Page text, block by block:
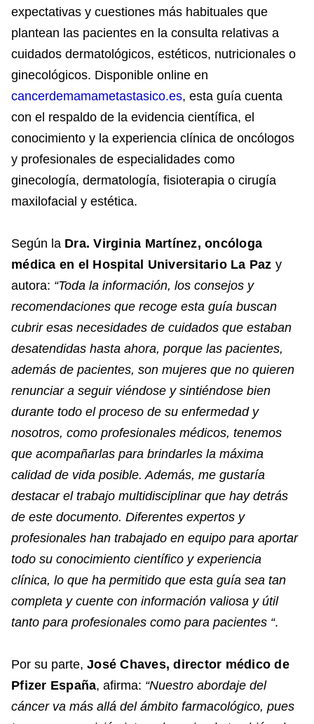
expectativas y cuestiones más habituales que
plantean las pacientes en la consulta relativas a
cuidados dermatológicos, estéticos, nutricionales o
ginecológicos. Disponible online en
cancerdemamametastasico.es, esta guía cuenta
con el respaldo de la evidencia científica, el
conocimiento y la experiencia clínica de oncólogos
y profesionales de especialidades como
ginecología, dermatología, fisioterapia o cirugía
maxilofacial y estética.
Según la Dra. Virginia Martínez, oncóloga
médica en el Hospital Universitario La Paz y
autora: “Toda la información, los consejos y
recomendaciones que recoge esta guía buscan
cubrir esas necesidades de cuidados que estaban
desatendidas hasta ahora, porque las pacientes,
además de pacientes, son mujeres que no quieren
renunciar a seguir viéndose y sintiéndose bien
durante todo el proceso de su enfermedad y
nosotros, como profesionales médicos, tenemos
que acompañarlas para brindarles la máxima
calidad de vida posible. Además, me gustaría
destacar el trabajo multidisciplinar que hay detrás
de este documento. Diferentes expertos y
profesionales han trabajado en equipo para aportar
todo su conocimiento científico y experiencia
clínica, lo que ha permitido que esta guía sea tan
completa y cuente con información valiosa y útil
tanto para profesionales como para pacientes “.
Por su parte, José Chaves, director médico de
Pfizer España, afirma: “Nuestro abordaje del
cáncer va más allá del ámbito farmacológico, pues